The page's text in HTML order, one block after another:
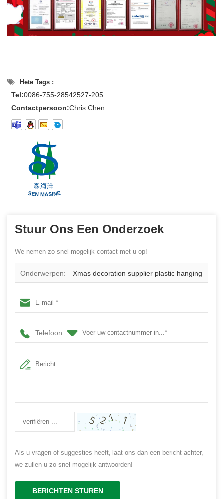
Hete Tags :
Tel:0086-755-28542527-205
Contactpersoon:Chris Chen
Stuur Ons Een Onderzoek
We nemen zo snel mogelijk contact met u op!
Onderwerpen: Xmas decoration supplier plastic hanging
ornaments 40 inch red christmas snowflake glitter
Telefoon
Als u vragen of suggesties heeft, laat ons dan een bericht achter,
we zullen u zo snel mogelijk antwoorden!
BERICHTEN STUREN